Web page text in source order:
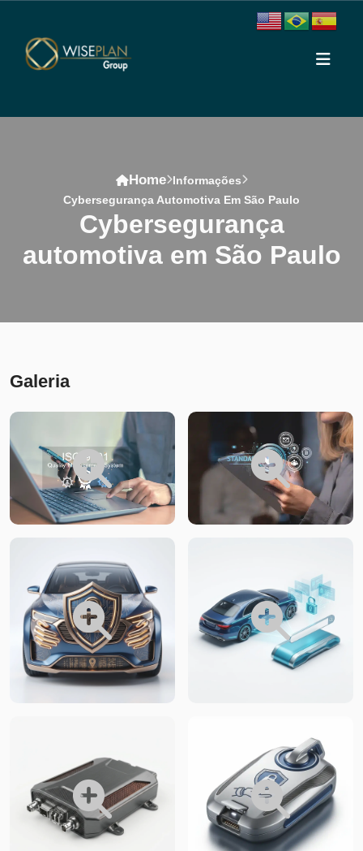
Home Informações
Cybersegurança Automotiva Em São Paulo
cybersegurança
automotiva em São Paulo
Galeria